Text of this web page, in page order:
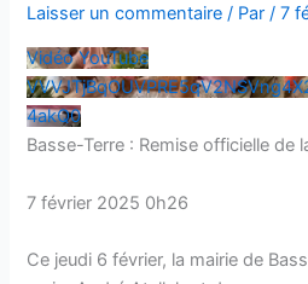
Laisser un commentaire / Par/7
Vidéo YouTube
4akQ0
Basse-Terre : Remise officielle de
7 février 2025 0h26
Ce jeudi 6 février, la mairie de